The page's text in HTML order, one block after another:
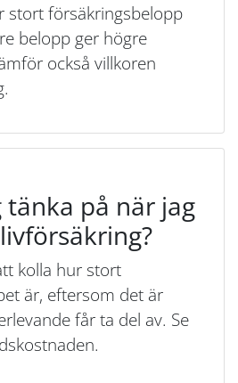
stort försäkringsbelopp
belopp ger högre
också villkoren
tänka på när jag
kolla hur stort
är, eftersom det är
får ta del av. Se